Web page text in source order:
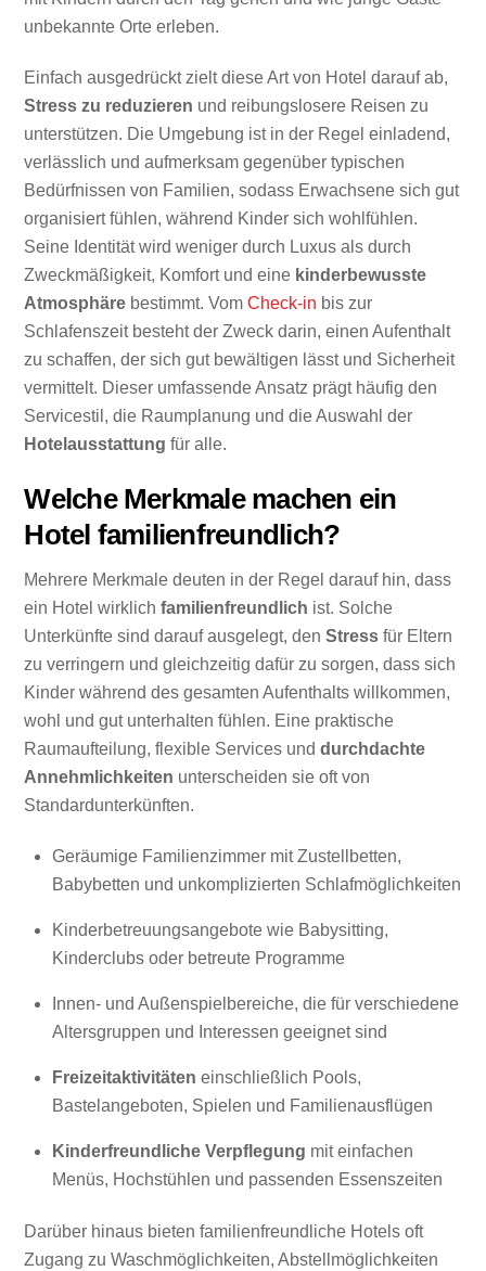
unbekannte Orte erleben.
Einfach ausgedrückt zielt diese Art von Hotel darauf ab,
Stress zu reduzieren und reibungslosere Reisen zu
unterstützen. Die Umgebung ist in der Regel einladend,
verlässlich und aufmerksam gegenüber typischen
Bedürfnissen von Familien, sodass Erwachsene sich gut
organisiert fühlen, während Kinder sich wohlfühlen.
Seine Identität wird weniger durch Luxus als durch
Zweckmäßigkeit, Komfort und eine kinderbewusste
Atmosphäre bestimmt. VomCheck-in bis zur
Schlafenszeit besteht der Zweck darin, einen Aufenthalt
zu schaffen, der sich gut bewältigen lässt und Sicherheit
vermittelt. Dieser umfassende Ansatz prägt häufig den
Servicestil, die Raumplanung und die Auswahl der
Hotelausstattung für alle.
Welche Merkmale machen ein
Hotel familienfreundlich?
Mehrere Merkmale deuten in der Regel darauf hin, dass
ein Hotel wirklichfamilienfreundlich ist. Solche
Unterkünfte sind darauf ausgelegt, denStress für Eltern
zu verringern und gleichzeitig dafür zu sorgen, dass sich
Kinder während des gesamten Aufenthalts willkommen,
wohl und gut unterhalten fühlen. Eine praktische
Raumaufteilung, flexible Services unddurchdachte
Annehmlichkeiten unterscheiden sie oft von
Standardunterkünften.
Geräumige Familienzimmer mit Zustellbetten,
Babybetten und unkomplizierten Schlafmöglichkeiten
Kinderbetreuungsangebote wie Babysitting,
Kinderclubs oder betreute Programme
Innen- und Außenspielbereiche, die für verschiedene
Altersgruppen und Interessen geeignet sind
Freizeitaktivitäten einschließlich Pools,
Bastelangeboten, Spielen und Familienausflügen
Kinderfreundliche Verpflegung mit einfachen
Menüs, Hochstühlen und passenden Essenszeiten
Darüber hinaus bieten familienfreundliche Hotels oft
Zugang zu Waschmöglichkeiten, Abstellmöglichkeiten